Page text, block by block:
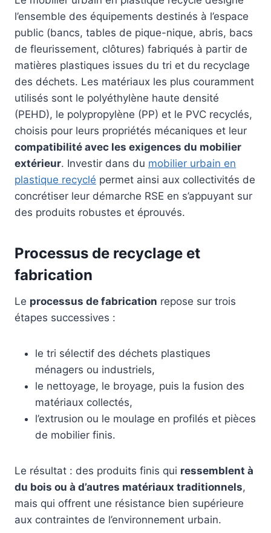
l’ensemble des équipements destinés à l’espace
public (bancs, tables de pique-nique, abris, bacs
de fleurissement, clôtures) fabriqués à partir de
matières plastiques issues du tri et du recyclage
des déchets. Les matériaux les plus couramment
utilisés sont le polyéthylène haute densité
(PEHD), le polypropylène (PP) et le PVC recyclés,
choisis pour leurs propriétés mécaniques et leur
compatibilité avec les exigences du mobilier
extérieur. Investir dans du mobilier urbain en
plastique recyclé permet ainsi aux collectivités de
concrétiser leur démarche RSE en s’appuyant sur
des produits robustes et éprouvés.
Processus de recyclage et
fabrication
Le processus de fabrication repose sur trois
étapes successives :
le tri sélectif des déchets plastiques
ménagers ou industriels,
le nettoyage, le broyage, puis la fusion des
matériaux collectés,
l’extrusion ou le moulage en profilés et pièces
de mobilier finis.
Le résultat : des produits finis qui ressemblent à
du bois ou à d’autres matériaux traditionnels,
mais qui offrent une résistance bien supérieure
aux contraintes de l’environnement urbain.